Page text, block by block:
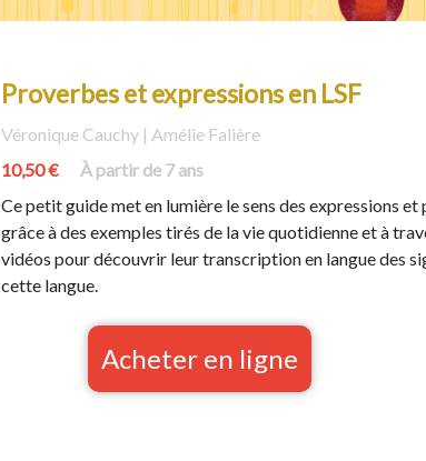
Proverbes et expressions en LSF
Véronique Cauchy | Amélie Falière
10,50 €
À partir de 7 ans
Ce petit guide met en lumière le sens des expressions
grâce à des exemples tirés de la vie quotidienne et à
vidéos pour découvrir leur transcription en langue des
cette langue.
Acheter en ligne